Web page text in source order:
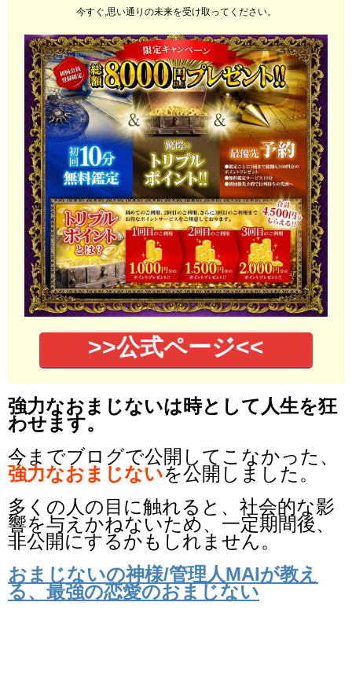
今すぐ,思い通りの未来を受け取ってください。
>>公式ページ<<
強力なおまじないは時として人生を狂
わせます。
今までブログで公開してこなかった、
強力なおまじないを公開しました。
多くの人の目に触れると、社会的な影
響を与えかねないため、一定期間後、
非公開にするかもしれません。
おまじないの神様/管理人MAIが教え
る、最強の恋愛のおまじない